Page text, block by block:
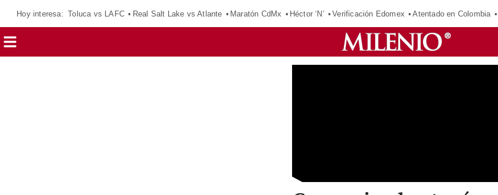
Hoy interesa: Toluca vs LAFC Real Salt Lake vs Atlante Maratón CdMx Héctor ‘N’ Verificación Edomex Atentado en Colombia